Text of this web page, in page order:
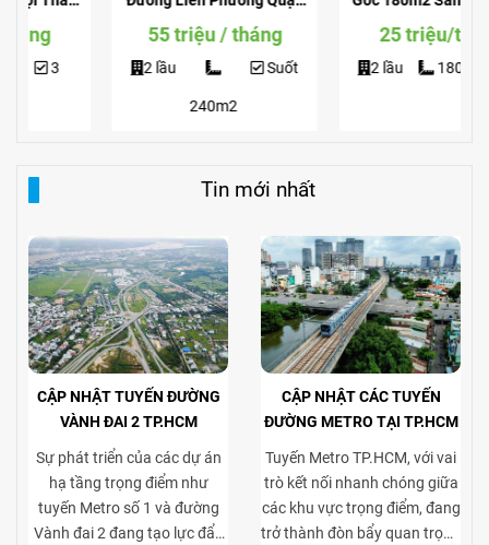
9 Căn Góc Làm Văn Phòng
55 triệu / tháng
Suốt
Văn Phòng
25 triệu/tháng
2 lầu 180 Suốt
Tin mới nhất
CẬP NHẬT TUYẾN ĐƯỜNG
VÀNH ĐAI 2 TP.HCM
Sự phát triển của các dự án
hạ tầng trọng điểm như
tuyến Metro số 1 và đường
Vành đai 2 đang tạo lực đẩy
CẬP NHẬT CÁC TUYẾN
ĐƯỜNG METRO TẠI TP.HCM
Tuyến Metro TP.HCM, với vai
trò kết nối nhanh chóng giữa
các khu vực trọng điểm, đang
trở thành đòn bẩy quan trọng